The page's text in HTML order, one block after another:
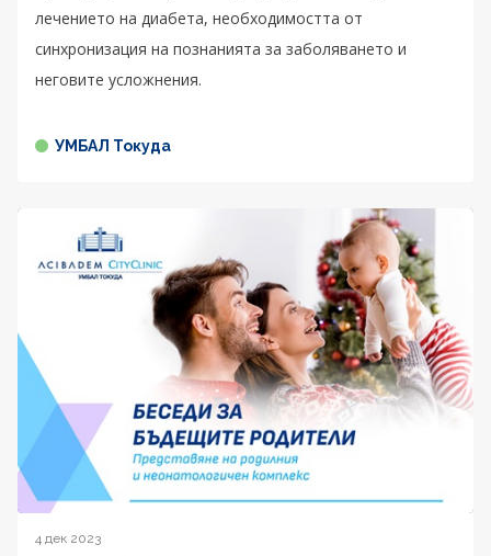
лечението на диабета, необходимостта от
синхронизация на познанията за заболяването и
неговите усложнения.
УМБАЛ Токуда
4 дек 2023